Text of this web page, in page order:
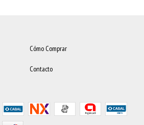
Cómo Comprar
Contacto